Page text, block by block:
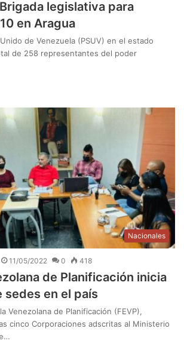
legislativa para
en Aragua
de Venezuela (PSUV) en el estado
de 258 representantes del poder
Nacionales
11/05/2022 0 418
de Planificación inicia
sedes en el país
Venezolana de Planificación (FEVP),
cinco Corporaciones adscritas al Ministerio